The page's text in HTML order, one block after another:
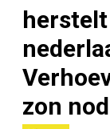
zon